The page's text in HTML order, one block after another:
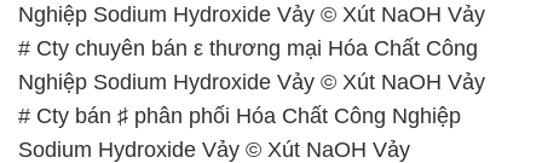
Nghiệp Sodium Hydroxide Vảy © Xút NaOH Vảy
# Cty chuyên bán ε thương mại Hóa Chất Công
Nghiệp Sodium Hydroxide Vảy © Xút NaOH Vảy
# Cty bán ♯ phân phối Hóa Chất Công Nghiệp
Sodium Hydroxide Vảy © Xút NaOH Vảy